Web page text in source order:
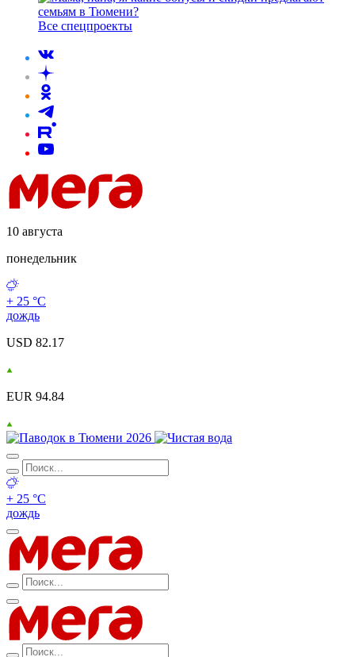
Все спецпроекты
10 августа
понедельник
+ 25 °С
дождь
USD 82.17
EUR 94.84
+ 25 °С
дождь